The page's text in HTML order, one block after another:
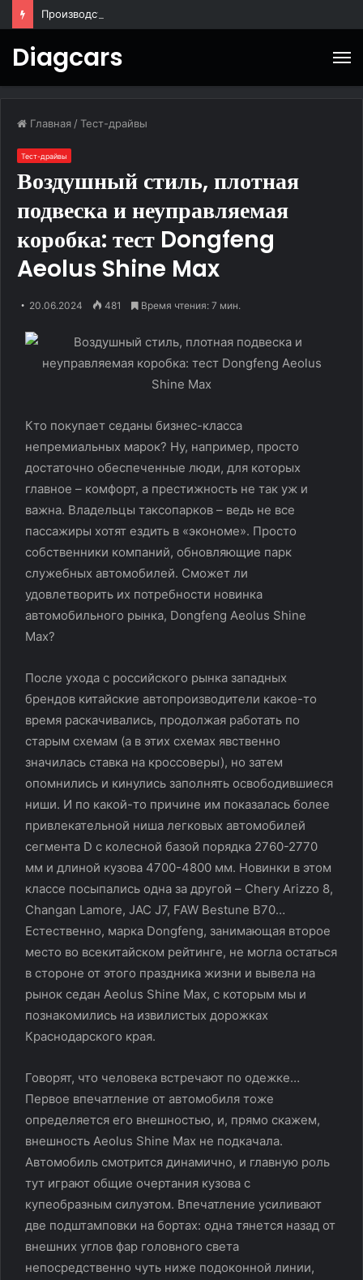
Diagcars
Главная /Тест-драйвы
Тест-драйвы
Воздушный стиль, плотная
подвеска и неуправляемая
коробка: тест Dongfeng
Aeolus Shine Max
20.06.2024 481 Время чтения: 7 мин.
Кто покупает седаны бизнес-класса
непремиальных марок? Ну, например, просто
достаточно обеспеченные люди, для которых
главное – комфорт, а престижность не так уж и
важна. Владельцы таксопарков – ведь не все
пассажиры хотят ездить в «экономе». Просто
собственники компаний, обновляющие парк
служебных автомобилей. Сможет ли
удовлетворить их потребности новинка
автомобильного рынка, Dongfeng Aeolus Shine
Max?
После ухода с российского рынка западных
брендов китайские автопроизводители какое-то
время раскачивались, продолжая работать по
старым схемам (а в этих схемах явственно
значилась ставка на кроссоверы), но затем
опомнились и кинулись заполнять освободившиеся
ниши. И по какой-то причине им показалась более
привлекательной ниша легковых автомобилей
сегмента D c колесной базой порядка 2760-2770
мм и длиной кузова 4700-4800 мм. Новинки в этом
классе посыпались одна за другой – Chery Arizzo 8,
Changan Lamore, JAC J7, FAW Bestune B70…
Естественно, марка Dongfeng, занимающая второе
место во всекитайском рейтинге, не могла остаться
в стороне от этого праздника жизни и вывела на
рынок седан Aeolus Shine Max, с которым мы и
познакомились на извилистых дорожках
Краснодарского края.
Говорят, что человека встречают по одежке…
Первое впечатление от автомобиля тоже
определяется его внешностью, и, прямо скажем,
внешность Aeolus Shine Max не подкачала.
Автомобиль смотрится динамично, и главную роль
тут играют общие очертания кузова с
купеобразным силуэтом. Впечатление усиливают
две подштамповки на бортах: одна тянется назад от
внешних углов фар головного света
непосредственно чуть ниже подоконной линии,